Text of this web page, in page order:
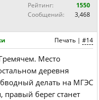
Рейтинг:
1550
Сообщений:
3,468
Печать | #14
Место
деревня
делать на МГЭС
правый берег станет